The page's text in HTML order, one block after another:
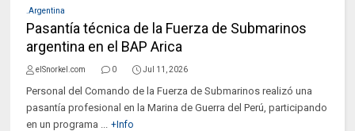
.Argentina
Pasantía técnica de la Fuerza de Submarinos
argentina en el BAP Arica
elSnorkel.com 0 Jul 11, 2026
Personal del Comando de la Fuerza de Submarinos realizó una
pasantía profesional en la Marina de Guerra del Perú, participando
en un programa ... +Info